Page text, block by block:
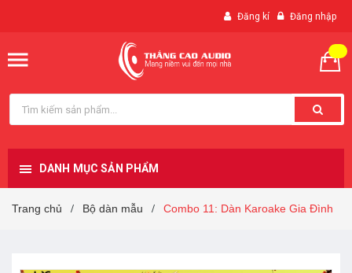
Đăng kí Đăng nhập
DANH MỤC SẢN PHẨM
Trang chủ / Bộ dàn mẫu / Combo 11: Dàn Karoake Gia Đình